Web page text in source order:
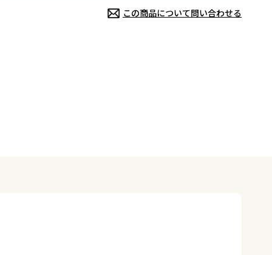
この商品について問い合わせる